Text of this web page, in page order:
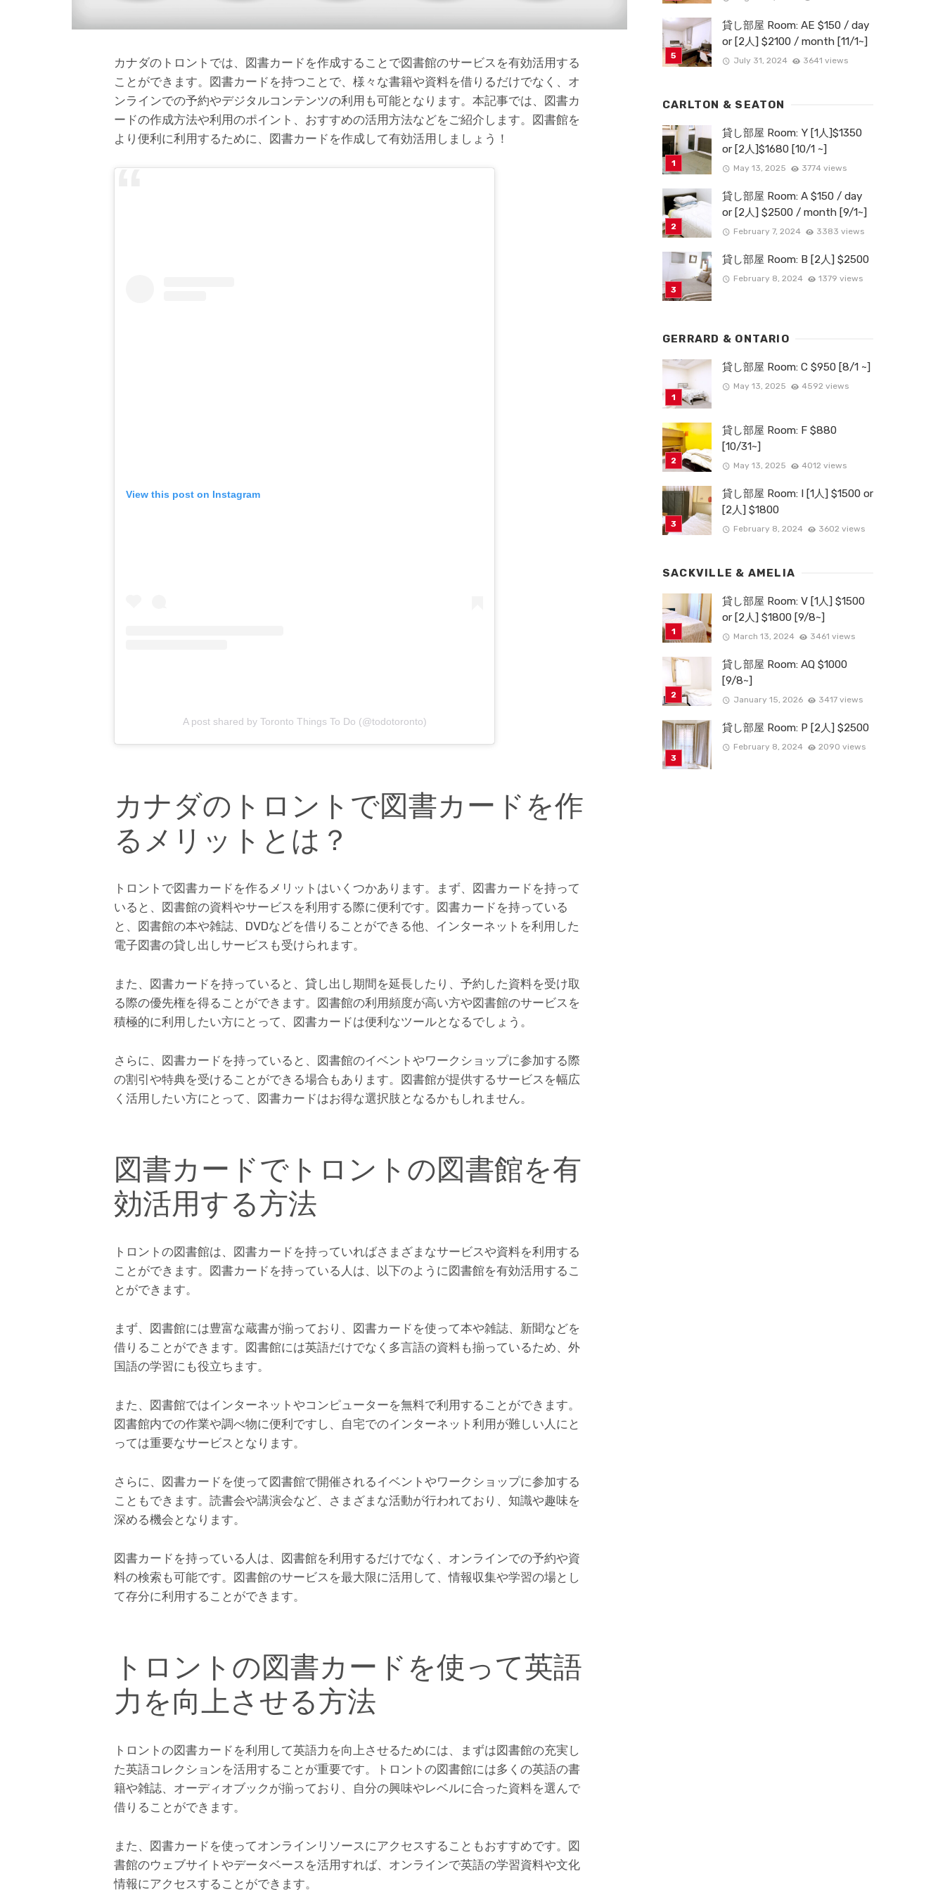
カナダのトロントでは、図書カードを作成することで図書館のサービスを有効活用する
ことができます。図書カードを持つことで、様々な書籍や資料を借りるだけでなく、オ
ンラインでの予約やデジタルコンテンツの利用も可能となります。本記事では、図書カ
ードの作成方法や利用のポイント、おすすめの活用方法などをご紹介します。図書館を
より便利に利用するために、図書カードを作成して有効活用しましょう！
View this post on Instagram
A post shared by Toronto Things To Do (@todotoronto)
カナダのトロントで図書カードを作
るメリットとは？
トロントで図書カードを作るメリットはいくつかあります。まず、図書カードを持って
いると、図書館の資料やサービスを利用する際に便利です。図書カードを持っている
と、図書館の本や雑誌、DVDなどを借りることができる他、インターネットを利用した
電子図書の貸し出しサービスも受けられます。
また、図書カードを持っていると、貸し出し期間を延長したり、予約した資料を受け取
る際の優先権を得ることができます。図書館の利用頻度が高い方や図書館のサービスを
積極的に利用したい方にとって、図書カードは便利なツールとなるでしょう。
さらに、図書カードを持っていると、図書館のイベントやワークショップに参加する際
の割引や特典を受けることができる場合もあります。図書館が提供するサービスを幅広
く活用したい方にとって、図書カードはお得な選択肢となるかもしれません。
図書カードでトロントの図書館を有
効活用する方法
トロントの図書館は、図書カードを持っていればさまざまなサービスや資料を利用する
ことができます。図書カードを持っている人は、以下のように図書館を有効活用するこ
とができます。
まず、図書館には豊富な蔵書が揃っており、図書カードを使って本や雑誌、新聞などを
借りることができます。図書館には英語だけでなく多言語の資料も揃っているため、外
国語の学習にも役立ちます。
また、図書館ではインターネットやコンピューターを無料で利用することができます。
図書館内での作業や調べ物に便利ですし、自宅でのインターネット利用が難しい人にと
っては重要なサービスとなります。
さらに、図書カードを使って図書館で開催されるイベントやワークショップに参加する
こともできます。読書会や講演会など、さまざまな活動が行われており、知識や趣味を
深める機会となります。
図書カードを持っている人は、図書館を利用するだけでなく、オンラインでの予約や資
料の検索も可能です。図書館のサービスを最大限に活用して、情報収集や学習の場とし
て存分に利用することができます。
トロントの図書カードを使って英語
力を向上させる方法
トロントの図書カードを利用して英語力を向上させるためには、まずは図書館の充実し
た英語コレクションを活用することが重要です。トロントの図書館には多くの英語の書
籍や雑誌、オーディオブックが揃っており、自分の興味やレベルに合った資料を選んで
借りることができます。
また、図書カードを使ってオンラインリソースにアクセスすることもおすすめです。図
書館のウェブサイトやデータベースを活用すれば、オンラインで英語の学習資料や文化
情報にアクセスすることができます。
貸し部屋 Room: AE $150 / day
or [2人] $2100 / month [11/1~]
July 31, 2024 3641 views
CARLTON & SEATON
貸し部屋 Room: Y [1人]$1350
or [2人]$1680 [10/1 ~]
May 13, 2025 3774 views
貸し部屋 Room: A $150 / day
or [2人] $2500 / month [9/1~]
February 7, 2024 3383 views
貸し部屋 Room: B [2人] $2500
February 8, 2024 1379 views
GERRARD & ONTARIO
貸し部屋 Room: C $950 [8/1 ~]
May 13, 2025 4592 views
貸し部屋 Room: F $880
[10/31~]
May 13, 2025 4012 views
貸し部屋 Room: I [1人] $1500 or
[2人] $1800
February 8, 2024 3602 views
SACKVILLE & AMELIA
貸し部屋 Room: V [1人] $1500
or [2人] $1800 [9/8~]
March 13, 2024 3461 views
貸し部屋 Room: AQ $1000
[9/8~]
January 15, 2026 3417 views
貸し部屋 Room: P [2人] $2500
February 8, 2024 2090 views